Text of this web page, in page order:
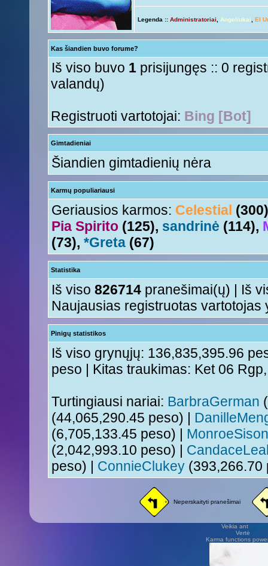
Nesquik« Ant 01 Rgs, 2015 6:12 pm »ačiū ačiū ir jus
Anny!« Ant 01 Rgs, 2015 11:50 am »Ir tave
Tori« Ant 01 Rgs, 2015 11:17 am »Su naujais mokslo metais
aha
Legenda :: Administratoriai Angeliukai El
Kas šiandien buvo forume?
Iš viso buvo 1 prisijungęs :: 0
valandų)
Registruoti vartotojai: Bing [Bot]
Gimtadieniai
Šiandien gimtadienių nėra
Karmų populiariausi
Geriausios karmos: Celestial
Pia Spirito (125), sandrinė (114),
(73), *Greta (67)
Statistika
Iš viso 826714 pranešimai(ų) | Iš
Naujausias registruotas vartotojas
Pinigų statistikos
Iš viso grynųjų: 136,835,395.96
peso | Kitas traukimas: Ket 06
Turtingiausi nariai: BarbraGerman
(44,065,290.45 peso) |
(6,705,133.45 peso) | MonroeSison
(2,042,993.10 peso) |
peso) | ConnieClukey
Neperskaityti pranešimai
Veikia ant
Vertė Vilius
Karma functions